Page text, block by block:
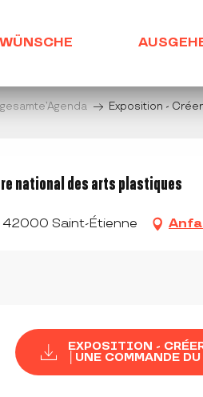
Exposition -
national des arts plastiques
42000 Saint-Étienne
EXPOSITION -
│UNE COMMANDE